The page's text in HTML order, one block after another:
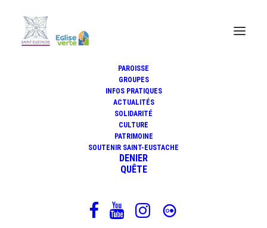
PAROISSE
GROUPES
INFOS PRATIQUES
ACTUALITÉS
SOLIDARITÉ
CULTURE
PATRIMOINE
SOUTENIR SAINT-EUSTACHE
DENIER
QUÊTE
Il est monté au ciel
11 mai 2018 | 3 Minutes